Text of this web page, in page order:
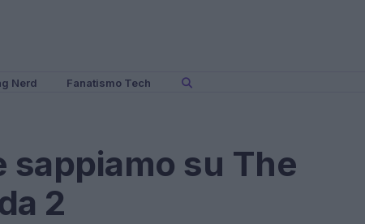
Nerd Fanatismo Tech
su The
2